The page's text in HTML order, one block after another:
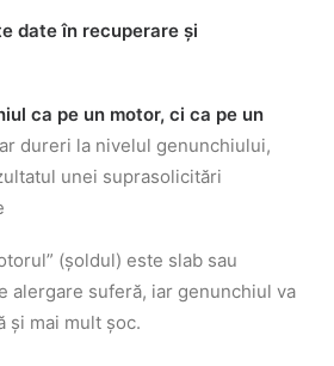
date în recuperare și
ca pe un motor, ci ca pe un
dureri la nivelul genunchiului,
unei suprasolicitări
(șoldul) este slab sau
alergare suferă, iar genunchiul va
și mai mult șoc.